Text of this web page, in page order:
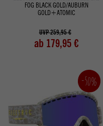
FOG BLACK GOLD/AUBURN
GOLD+ATOMIC
UVP 259,95 €
ab 179,95 €
-50%